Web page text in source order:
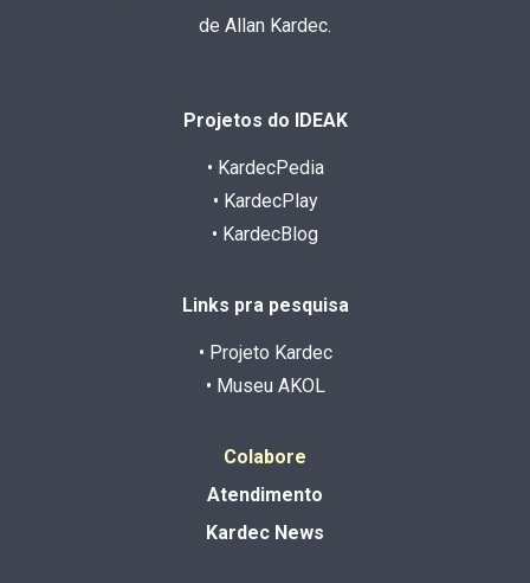
de Allan Kardec.
Projetos do IDEAK
• KardecPedia
• KardecPlay
• KardecBlog
Links pra pesquisa
• Projeto Kardec
• Museu AKOL
Colabore
Atendimento
Kardec News